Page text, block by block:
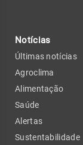
Notícias
Últimas notícias
Agroclima
Alimentação
Saúde
Alertas
Sustentabilidade